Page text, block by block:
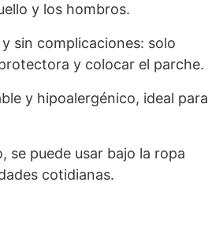
y los hombros.
sin complicaciones: solo
y colocar el parche.
y hipoalergénico, ideal para
se puede usar bajo la ropa
cotidianas.